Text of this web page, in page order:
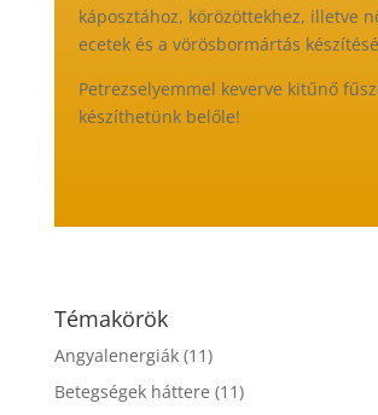
káposztához, körözöttekhez, illetve
ecetek és a vörösbormártás
Petrezselyemmel keverve kitűnő
készíthetünk belőle!
Témakörök
Angyalenergiák(11)
Betegségek háttere (11)